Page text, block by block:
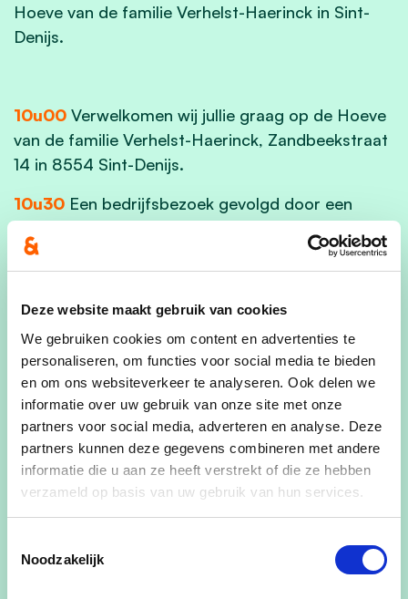
Deze website maakt gebruik van cookies
We gebruiken cookies om content en advertenties te
personaliseren, om functies voor social media te bieden
en om ons websiteverkeer te analyseren. Ook delen we
informatie over uw gebruik van onze site met onze
partners voor social media, adverteren en analyse. Deze
partners kunnen deze gegevens combineren met andere
informatie die u aan ze heeft verstrekt of die ze hebben
verzameld op basis van uw gebruik van hun services.
Noodzakelijk
Hoeve van de familie Verhelst-Haerinck in Sint-
Denijs.
10u00 Verwelkomen wij jullie graag op de Hoeve
van de familie Verhelst-Haerinck, Zandbeekstraat
14 in 8554 Sint-Denijs.
10u30 Een bedrijfsbezoek gevolgd door een
toespraak van Minister Vincent Vanpeteghem.
Daarna kunnen jullie aanschuiven voor een gezellig
samenzijn en een lekkere BBQ.
Wat kan je verwachten van de BBQ?
Een uitgebreid groetenbuffet met pastasalade en
sausjes en lekkere witte-pens, barbecue-worst,
kippenboutjes en gekruide ribbetjes. Als dessert
komt de ijskar met verschillende smaakjes roomijs